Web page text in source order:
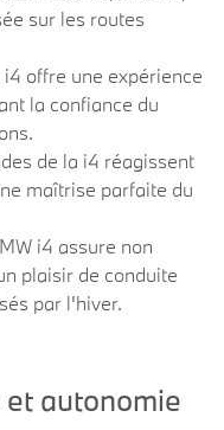
sur les routes
i4 offre une expérience
la confiance du
de la i4 réagissent
maîtrise parfaite du
i4 assure non
plaisir de conduite
par l'hiver.
autonomie